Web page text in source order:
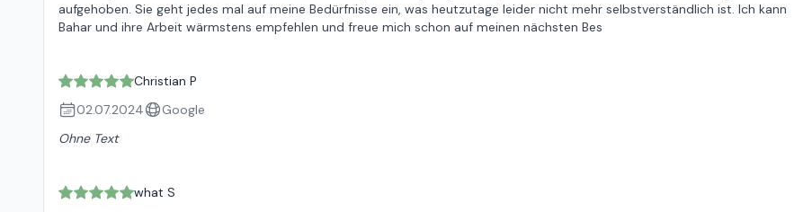
aufgehoben. Sie geht jedes mal auf meine Bedürfnisse ein, was heutzutage leider nicht mehr selbstverständlich ist. Ich kann
Bahar und ihre Arbeit wärmstens empfehlen und freue mich schon auf meinen nächsten Bes
Christian P
02.07.2024
Google
Ohne Text
what S